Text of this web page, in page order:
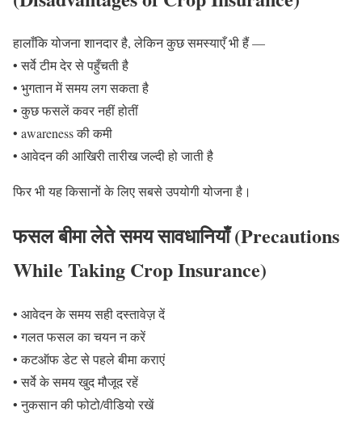
हालाँकि योजना शानदार है, लेकिन कुछ समस्याएँ भी हैं —
• सर्वे टीम देर से पहुँचती है
• भुगतान में समय लग सकता है
• कुछ फसलें कवर नहीं होतीं
• awareness की कमी
• आवेदन की आखिरी तारीख जल्दी हो जाती है
फिर भी यह किसानों के लिए सबसे उपयोगी योजना है।
फसल बीमा लेते समय सावधानियाँ (Precautions
While Taking Crop Insurance)
• आवेदन के समय सही दस्तावेज़ दें
• गलत फसल का चयन न करें
• कटऑफ डेट से पहले बीमा कराएं
• सर्वे के समय खुद मौजूद रहें
• नुकसान की फोटो/वीडियो रखें